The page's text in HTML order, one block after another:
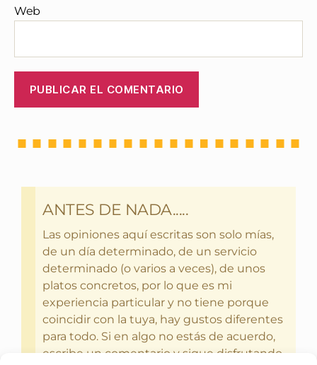
Web
ANTES DE NADA.....
Las opiniones aquí escritas son solo mías,
de un día determinado, de un servicio
determinado (o varios a veces), de unos
platos concretos, por lo que es mi
experiencia particular y no tiene porque
coincidir con la tuya, hay gustos diferentes
para todo. Si en algo no estás de acuerdo,
escribe un comentario y sigue disfrutando